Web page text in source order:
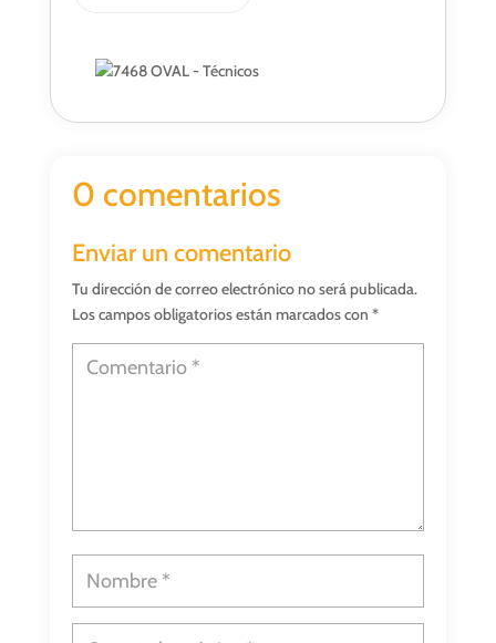
0 comentarios
Enviar un comentario
Tu dirección de correo electrónico no será publicada.
Los campos obligatorios están marcados con *